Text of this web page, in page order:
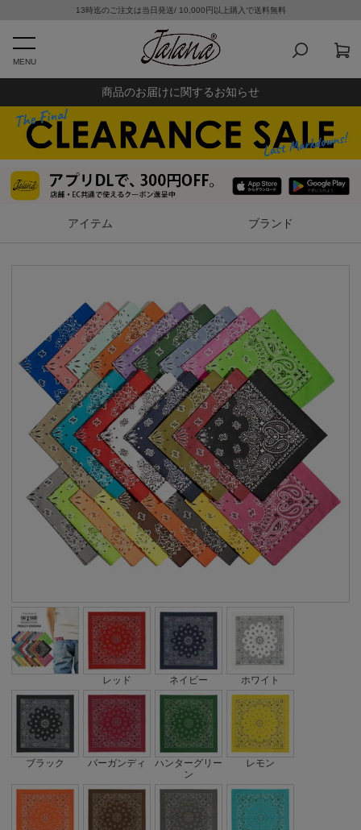
13時迄のご注文は当日発送/ 10,000円以上購入で送料無料
MENU
商品のお届けに関するお知らせ
アイテム ブランド
レッド ネイビー ホワイト
ブラック バーガンディ
ハンターグリー
ン
レモン